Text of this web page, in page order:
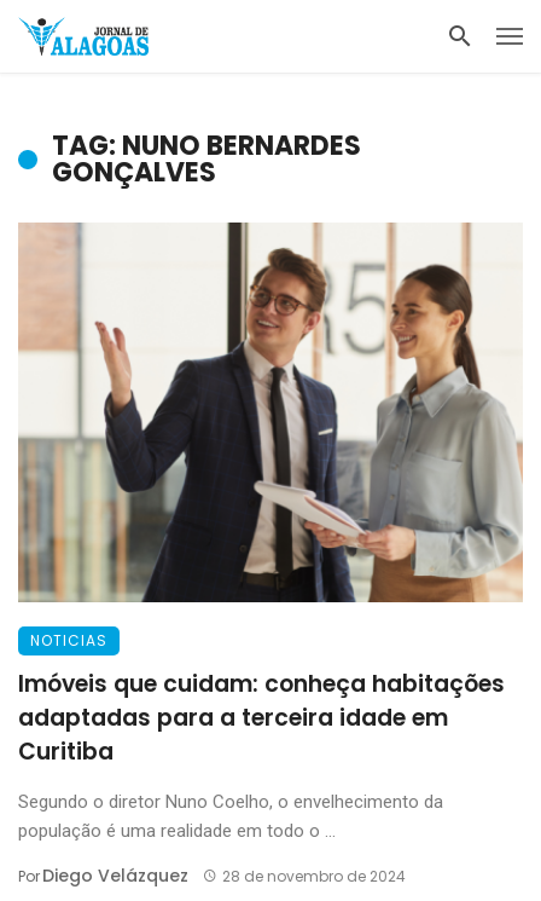
TAG: NUNO BERNARDES
GONÇALVES
NOTICIAS
Imóveis que cuidam: conheça habitações
adaptadas para a terceira idade em
Curitiba
Segundo o diretor Nuno Coelho, o envelhecimento da
população é uma realidade em todo o ...
PorDiego Velázquez 28 de novembro de 2024